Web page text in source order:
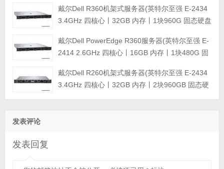
戴尔Dell R360机架式服务器(英特尔至强 E-2434
3.4GHz 四核心丨32GB 内存丨1块960G 固态硬盘
修)
戴尔Dell PowerEdge R360服务器(英特尔至强 E-
2414 2.6GHz 四核心丨16GB 内存丨1块480G 固
三年保修)
戴尔Dell R260机架式服务器(英特尔至强 E-2434
3.4GHz 四核心丨32GB 内存丨2块960GB 固态硬
发表评论
发表回复